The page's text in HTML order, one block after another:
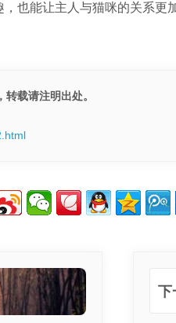
也能让主人与猫咪的关系
载请注明出处。
下